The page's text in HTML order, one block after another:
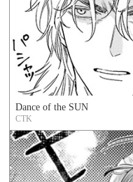
Dance of the SUN
CTK